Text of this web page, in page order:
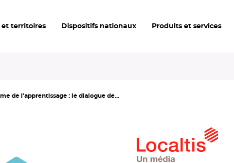
et territoires Dispositifs nationaux Produits et services
de l'apprentissage : le dialogue de...